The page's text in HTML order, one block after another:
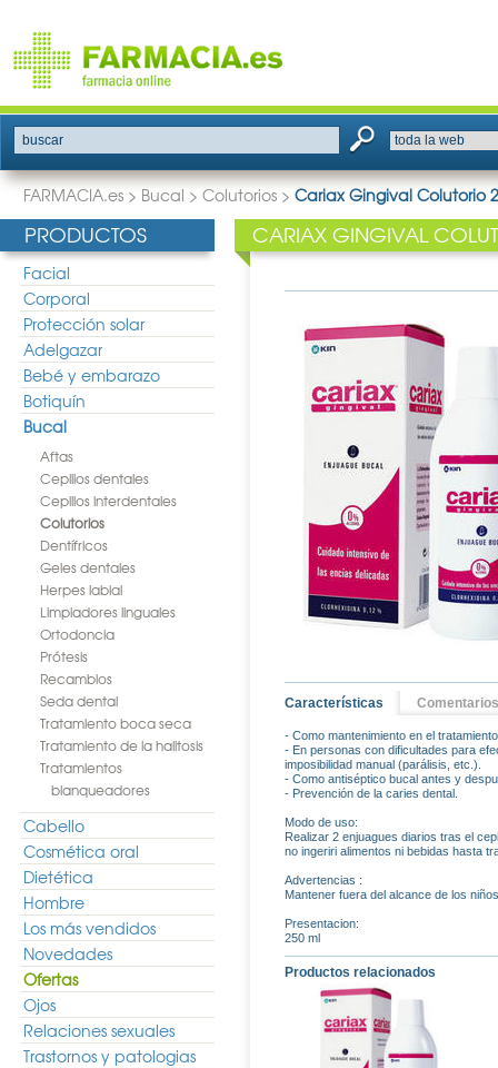
buscar
FARMACIA.es > Bucal > Colutorios > Cariax Gingival Colutorio
PRODUCTOS
Facial
Corporal
Protección solar
Adelgazar
Bebé y embarazo
Botiquín
Bucal
Aftas
Cepillos dentales
Cepillos interdentales
Colutorios
Dentífricos
Geles dentales
Herpes labial
Limpiadores linguales
Ortodoncia
Prótesis
Recambios
Seda dental
Tratamiento boca seca
Tratamiento de la halitosis
Tratamientos
blanqueadores
Cabello
Cosmética oral
Dietética
Hombre
Los más vendidos
Novedades
Ofertas
Ojos
Relaciones sexuales
Trastornos y patologias
CARIAX GINGIVAL
Características Comentarios
- Como mantenimiento en el
- En personas con dificultades para
imposibilidad manual (parálisis, etc.).
- Como antiséptico bucal antes y
- Prevención de la caries dental.
Modo de uso:
Realizar 2 enjuagues diarios tras el
no ingeriri alimentos ni bebidas hasta
Advertencias :
Mantener fuera del alcance de los
Presentacion:
250 ml
Productos relacionados